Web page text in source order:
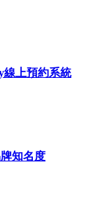
線上預約系統
知名度